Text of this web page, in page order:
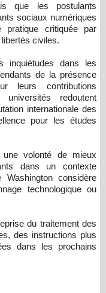
que les postulants
sociaux numériques
critiquée par
civiles.
inquiétudes dans les
de la présence
leurs contributions
redoutent
internationale des
pour les études
volonté de mieux
dans un contexte
considère
technologique ou
du traitement des
des instructions plus
dans les prochains